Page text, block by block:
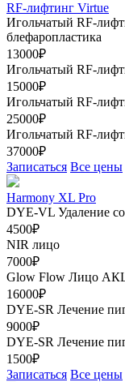
RF-лифтинг Virtue
Игольчатый RF-
блефаропластика
13000₽
Игольчатый RF-
15000₽
Игольчатый RF-
25000₽
Игольчатый RF-
37000₽
Записаться Все цены
Harmony XL Pro
DYE-VL Удаление
4500₽
NIR лицо
7000₽
Glow Flow Лицо
16000₽
DYE-SR Лечение
9000₽
DYE-SR Лечение
1500₽
Записаться Все цены